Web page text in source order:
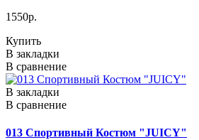
1550р.
Купить
В закладки
В сравнение
В закладки
В сравнение
013 Спортивный Костюм "JUICY"